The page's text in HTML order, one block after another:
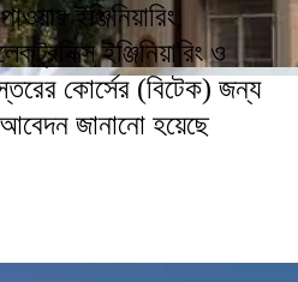
ইঞ্জিনিয়ারিং,
ইঞ্জিনিয়ারিং ও
কোর্সের (বিটেক) জন্য
জানানো হয়েছে